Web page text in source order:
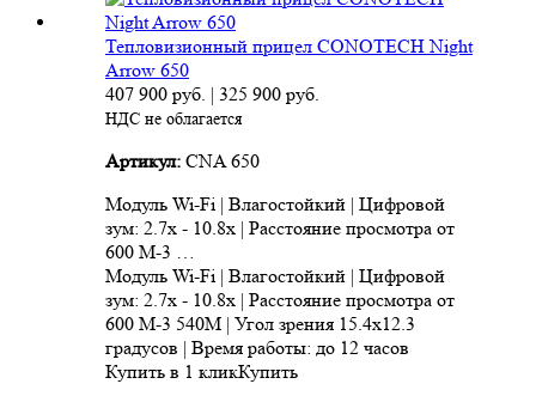
Тепловизионный прицел CONOTECH Night
Arrow 650
407 900 руб. | 325 900 руб.
НДС не облагается
Артикул: CNA 650
Модуль Wi-Fi | Влагостойкий | Цифровой
зум: 2.7x - 10.8x | Расстояние просмотра от
600 M-3 …
Модуль Wi-Fi | Влагостойкий | Цифровой
зум: 2.7x - 10.8x | Расстояние просмотра от
600 M-3 540M | Угол зрения 15.4x12.3
градусов | Время работы: до 12 часов
Купить в 1 кликКупить